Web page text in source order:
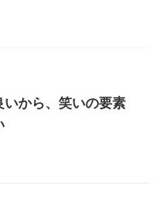
いから、笑いの要素